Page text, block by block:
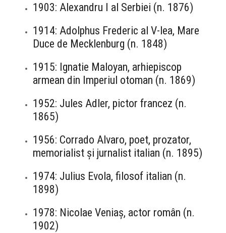
1903: Alexandru I al Serbiei (n. 1876)
1914: Adolphus Frederic al V-lea, Mare
Duce de Mecklenburg (n. 1848)
1915: Ignatie Maloyan, arhiepiscop
armean din Imperiul otoman (n. 1869)
1952: Jules Adler, pictor francez (n.
1865)
1956: Corrado Alvaro, poet, prozator,
memorialist și jurnalist italian (n. 1895)
1974: Julius Evola, filosof italian (n.
1898)
1978: Nicolae Veniaș, actor român (n.
1902)